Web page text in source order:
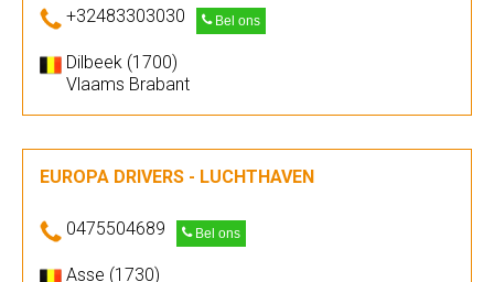
+32483303030 Bel ons
Dilbeek (1700)
Vlaams Brabant
EUROPA DRIVERS - LUCHTHAVEN
0475504689 Bel ons
Asse (1730)